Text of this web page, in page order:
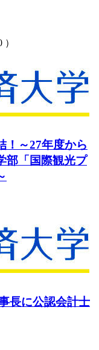
）
！～27年度から
部「国際観光プ
長に公認会計士